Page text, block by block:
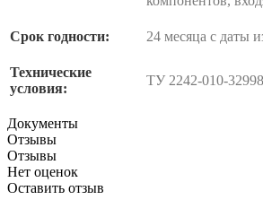
Срок годности: 24 месяца с даты
Технические
условия:
ТУ 2242-010-
Документы
Отзывы
Отзывы
Нет оценок
Оставить отзыв